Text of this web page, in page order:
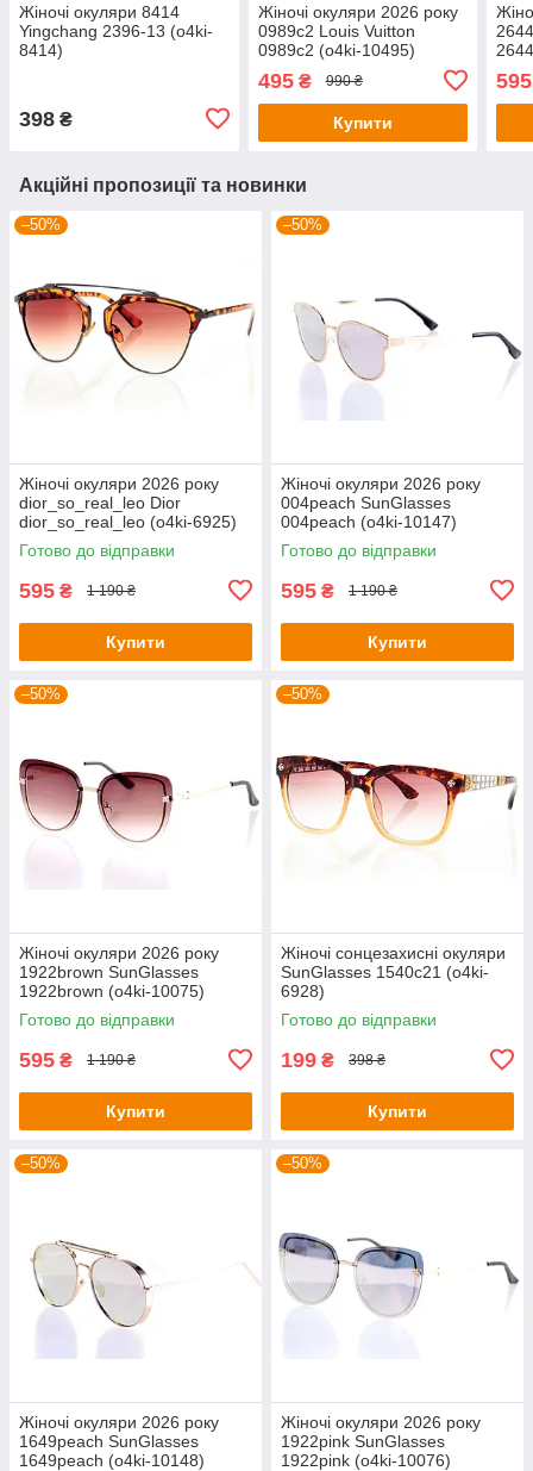
Жіночі окуляри 8414
Yingchang 2396-13 (o4ki-
8414)
398 ₴
Жіночі окуляри 2026 року
0989c2 Louis Vuitton
0989c2 (o4ki-10495)
495₴ 990 ₴
Купити
595
Акційні пропозиції та новинки
–50%
Жіночі окуляри 2026 року
dior_so_real_leo Dior
dior_so_real_leo (o4ki-6925)
Готово до відправки
595 ₴ 1 190 ₴
Купити
–50%
Жіночі окуляри 2026 року
004peach SunGlasses
004peach (o4ki-10147)
Готово до відправки
595 ₴ 1 190 ₴
Купити
–50%
Жіночі окуляри 2026 року
1922brown SunGlasses
1922brown (o4ki-10075)
Готово до відправки
595 ₴ 1 190 ₴
Купити
–50%
Жіночі сонцезахисні окуляри
SunGlasses 1540c21 (o4ki-
6928)
Готово до відправки
199 ₴ 398 ₴
Купити
–50%
Жіночі окуляри 2026 року
1649peach SunGlasses
1649peach (o4ki-10148)
–50%
Жіночі окуляри 2026 року
1922pink SunGlasses
1922pink (o4ki-10076)